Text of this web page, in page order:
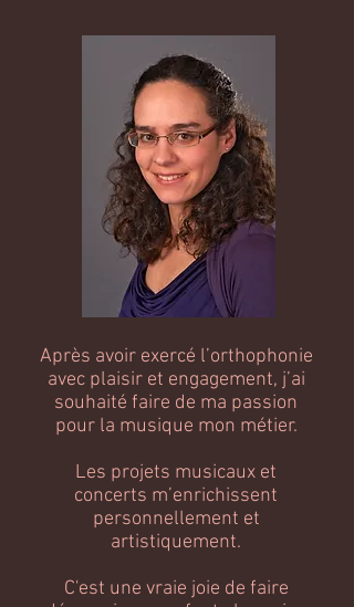
Après avoir exercé l’orthophonie
avec plaisir et engagement, j’ai
souhaité faire de ma passion
pour la musique mon métier.
Les projets musicaux et
concerts m’enrichissent
personnellement et
artistiquement.
C'est une vraie joie de faire